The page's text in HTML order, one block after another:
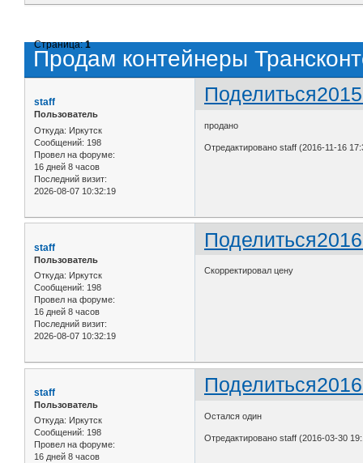
Продам контейнеры
Страница:1
Поделиться
staff
Пользователь
Откуда: Иркутск
Сообщений: 198
Провел на форуме:
16 дней 8 часов
Последний визит:
2026-08-07 10:32:19
продано
Отредактировано staff (2016-11-16
Поделиться
staff
Пользователь
Откуда: Иркутск
Сообщений: 198
Провел на форуме:
16 дней 8 часов
Последний визит:
2026-08-07 10:32:19
Скорректировал цену
Поделиться
staff
Пользователь
Откуда: Иркутск
Сообщений: 198
Провел на форуме:
16 дней 8 часов
Остался один
Отредактировано staff (2016-03-30